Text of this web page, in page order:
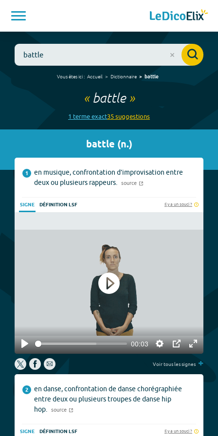
Vous êtes ici : Accueil Dictionnaire battle
« battle»
1 termeexact35suggestions
battle (n.)
1
en musique, confrontation d’improvisation entre
deux ou plusieurs rappeurs.
source
SIGNE DÉFINITION LSF Il y a un souci ?
Play
00:03
Settings
PIP
Enter
Play
Voir tous les signes +
2
en danse, confrontation de danse chorégraphiée
entre deux ou plusieurs troupes de danse hip
hop.
source
SIGNE DÉFINITION LSF Il y a un souci ?